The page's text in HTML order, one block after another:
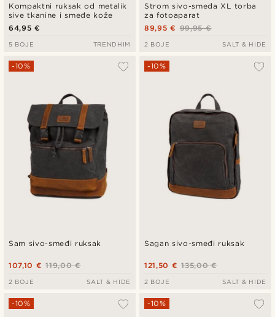
Kompaktni ruksak od metalik
sive tkanine i smeđe kože
64,95 €
5 BOJE TRENDHIM
Strom sivo-smeđa XL torba
za fotoaparat
99,95 €
89,95 €
2 BOJE SALT & HIDE
Sam sivo-smeđi ruksak
-10%
119,00 €
107,10 €
2 BOJE SALT & HIDE
Sagan sivo-smeđi ruksak
-10%
135,00 €
121,50 €
2 BOJE SALT & HIDE
-10% -10%